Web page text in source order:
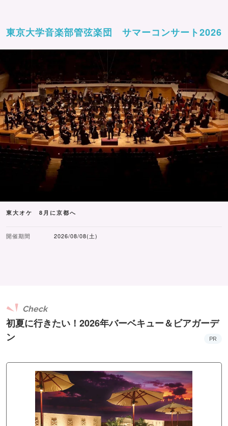
東京大学音楽部管弦楽団 サマーコンサート2026
東大オケ 8月に京都へ
開催期間 2026/08/08(土)
初夏に行きたい！2026年バーベキュー＆ビアガーデ
ン
Check
PR